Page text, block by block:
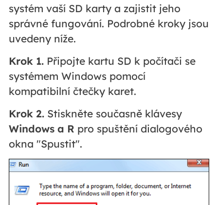
systém vaší SD karty a zajistit jeho
správné fungování. Podrobné kroky jsou
uvedeny níže.
Krok 1.Připojte kartu SD k počítači se
systémem Windows pomocí
kompatibilní čtečky karet.
Krok 2.Stiskněte současně klávesy
Windows a R pro spuštění dialogového
okna "Spustit".